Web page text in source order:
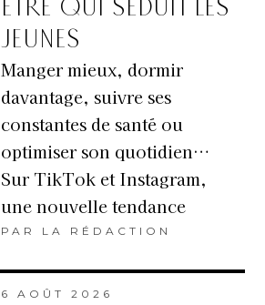
ÊTRE QUI SÉDUIT LES
JEUNES
Manger mieux, dormir
davantage, suivre ses
constantes de santé ou
optimiser son quotidien…
Sur TikTok et Instagram,
une nouvelle tendance
PAR LA RÉDACTION
6 AOÛT 2026